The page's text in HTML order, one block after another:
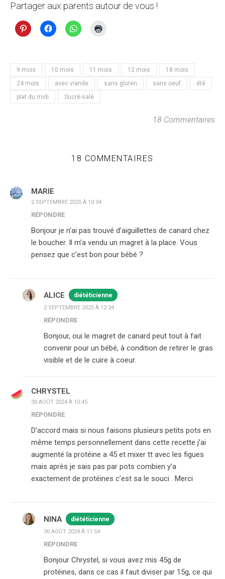
Partager aux parents autour de vous !
9 mois 10 mois 11 mois 12 mois
18 mois
24 mois
avec viande sans gluten sans oeuf
été
plat du midi
Sucré-salé
18 Commentaires
18 COMMENTAIRES
MARIE
2 SEPTEMBRE 2025 À 10:34
RÉPONDRE
Bonjour je n’ai pas trouvé d’aiguillettes de canard chez
le boucher. Il m’a vendu un magret à la place. Vous
pensez que c’est bon pour bébé ?
ALICE diététicienne
2 SEPTEMBRE 2025 À 12:34
RÉPONDRE
Bonjour, oui le magret de canard peut tout à fait
convenir pour un bébé, à condition de retirer le gras
visible et de le cuire à coeur.
CHRYSTEL
30 AOÛT 2024 À 10:45
RÉPONDRE
D’accord mais si nous faisons plusieurs petits pots en
même temps personnellement dans cette recette j’ai
augmenté la protéine a 45 et mixer tt avec les figues
mais après je sais pas par pots combien y’a
exactement de protéines c’est sa le souci . Merci
NINA diététicienne
30 AOÛT 2024 À 11:54
RÉPONDRE
Bonjour Chrystel, si vous avez mis 45g de
protéines, dans ce cas il faut diviser par 15g, ce qui